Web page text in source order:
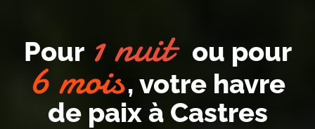
Pour 1 nuit ou pour
6 mois, votre havre
de paix à Castres